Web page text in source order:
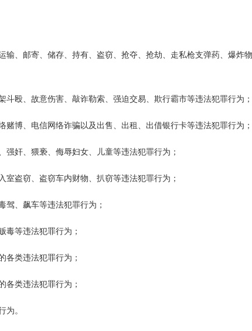
输、邮寄、储存、持有、盗窃、抢夺、抢劫、走私枪支弹药、爆炸
斗殴、故意伤害、敲诈勒索、强迫交易、欺行霸市等违法犯罪行为；
赌博、电信网络诈骗以及出售、出租、出借银行卡等违法犯罪行为；
强奸、猥亵、侮辱妇女、儿童等违法犯罪行为；
室盗窃、盗窃车内财物、扒窃等违法犯罪行为；
驾、飙车等违法犯罪行为；
毒等违法犯罪行为；
各类违法犯罪行为；
各类违法犯罪行为；
为。